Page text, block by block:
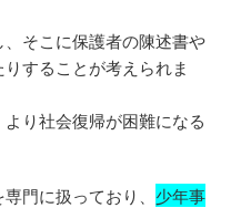
そこに保護者の陳述書や
することが考えられま
り社会復帰が困難になる
専門に扱っており、 少年事